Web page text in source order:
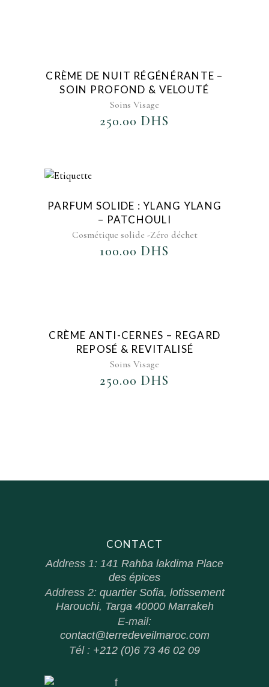
CRÈME DE NUIT RÉGÉNÉRANTE –
SOIN PROFOND & VELOUTÉ
Soins Visage
250.00 DHS
PARFUM SOLIDE : YLANG YLANG
– PATCHOULI
Cosmétique solide -Zéro déchet
100.00 DHS
CRÈME ANTI-CERNES – REGARD
REPOSÉ & REVITALISÉ
Soins Visage
250.00 DHS
CONTACT
Address 1: 141 Rahba lakdima Place
des épices
Address 2: quartier Sofia, lotissement
Harouchi, Targa 40000 Marrakeh
E-mail:
contact@terredeveilmaroc.com
Tél : +212 (0)6 73 46 02 09